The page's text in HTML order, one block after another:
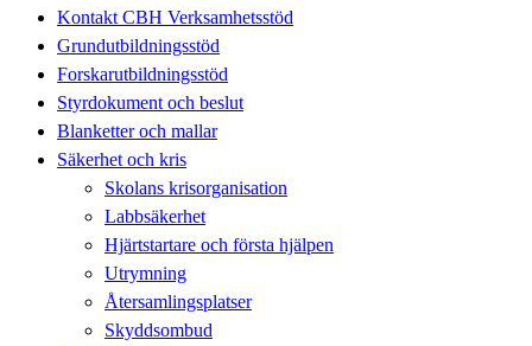
Kontakt CBH Verksamhetsstöd
Grundutbildningsstöd
Forskarutbildningsstöd
Styrdokument och beslut
Blanketter och mallar
Säkerhet och kris
Skolans krisorganisation
Labbsäkerhet
Hjärtstartare och första hjälpen
Utrymning
Återsamlingsplatser
Skyddsombud